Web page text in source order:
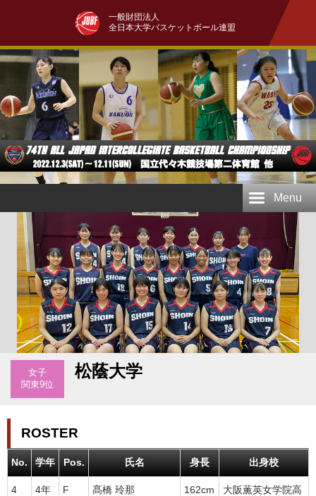
一般財団法人
全日本大学バスケットボール連盟
Menu
女子
関東9位
松蔭大学
ROSTER
No. 学年 Pos. 氏名 身長 出身校
4 4年 F 髙橋 玲那 162cm 大阪薫英女学院高